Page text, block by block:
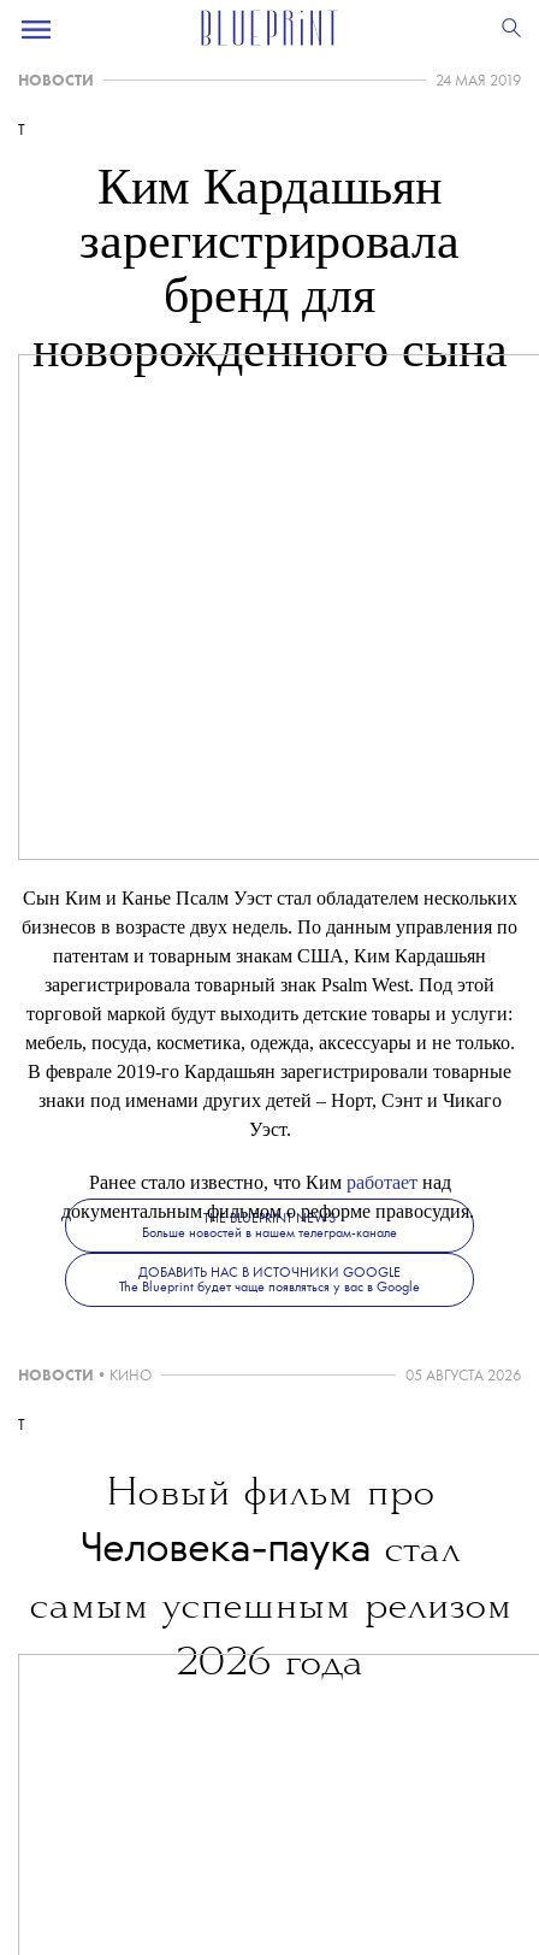
НОВОСТИ 24 МАЯ 2019
T
Ким Кардашьян
зарегистрировала
бренд для
новорожденного сына
Сын Ким и Канье Псалм Уэст стал обладателем нескольких
бизнесов в возрасте двух недель. По данным управления по
патентам и товарным знакам США, Ким Кардашьян
зарегистрировала товарный знак Psalm West. Под этой
торговой маркой будут выходить детские товары и услуги:
мебель, посуда, косметика, одежда, аксессуары и не только.
В феврале 2019-го Кардашьян зарегистрировали товарные
знаки под именами других детей – Норт, Сэнт и Чикаго
Уэст.
Ранее стало известно, что Ким работаетнад
документальным фильмом о реформе правосудия.
THE BLUEPRINT NEWS
Больше новостей в нашем телеграм-канале
ДОБАВИТЬ НАС В ИСТОЧНИКИ GOOGLE
The Blueprint будет чаще появляться у вас в Google
НОВОСТИ • КИНО 05 АВГУСТА 2026
T
Новый фильм про
Человека-паука стал
самым успешным релизом
2026 года